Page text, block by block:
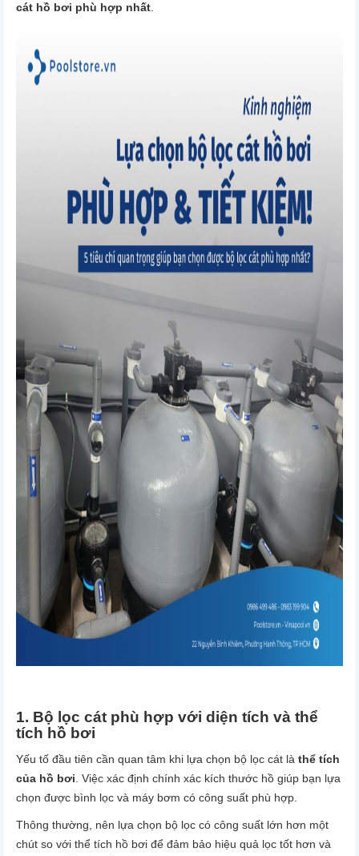
cát hồ bơi phù hợp nhất
1. Bộ lọc cát phù hợp với diện tích và thể
tích hồ bơi
Yếu tố đầu tiên cần quan tâm khi lựa chọn bộ lọc cát là thể tích
của hồ bơi . Việc xác định chính xác kích thước hồ giúp bạn lựa
chọn được bình lọc và máy bơm có công suất phù hợp.
Thông thường, nên lựa chọn bộ lọc có công suất lớn hơn một
chút so với thể tích hồ bơi để đảm bảo hiệu quả lọc tốt hơn và